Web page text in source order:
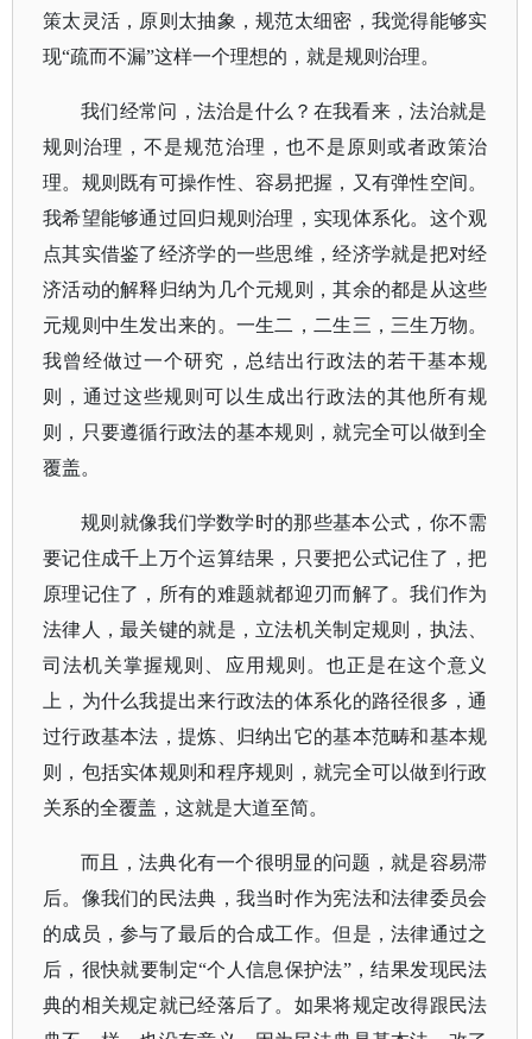
策太灵活，原则太抽象，规范太细密，我觉得能够实
现“疏而不漏”这样一个理想的，就是规则治理。
我们经常问，法治是什么？在我看来，法治就是
规则治理，不是规范治理，也不是原则或者政策治
理。规则既有可操作性、容易把握，又有弹性空间。
我希望能够通过回归规则治理，实现体系化。这个观
点其实借鉴了经济学的一些思维，经济学就是把对经
济活动的解释归纳为几个元规则，其余的都是从这些
元规则中生发出来的。一生二，二生三，三生万物。
我曾经做过一个研究，总结出行政法的若干基本规
则，通过这些规则可以生成出行政法的其他所有规
则，只要遵循行政法的基本规则，就完全可以做到全
覆盖。
规则就像我们学数学时的那些基本公式，你不需
要记住成千上万个运算结果，只要把公式记住了，把
原理记住了，所有的难题就都迎刃而解了。我们作为
法律人，最关键的就是，立法机关制定规则，执法、
司法机关掌握规则、应用规则。也正是在这个意义
上，为什么我提出来行政法的体系化的路径很多，通
过行政基本法，提炼、归纳出它的基本范畴和基本规
则，包括实体规则和程序规则，就完全可以做到行政
关系的全覆盖，这就是大道至简。
而且，法典化有一个很明显的问题，就是容易滞
后。像我们的民法典，我当时作为宪法和法律委员会
的成员，参与了最后的合成工作。但是，法律通过之
后，很快就要制定“个人信息保护法”，结果发现民法
典的相关规定就已经落后了。如果将规定改得跟民法